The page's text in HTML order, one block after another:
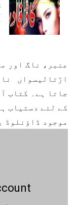
عنبر، ناگ اور
اڑتالیسواں
جاتا ہے۔ کتاب
کے لئے دستیاب
موجود ڈاؤنلوڈ